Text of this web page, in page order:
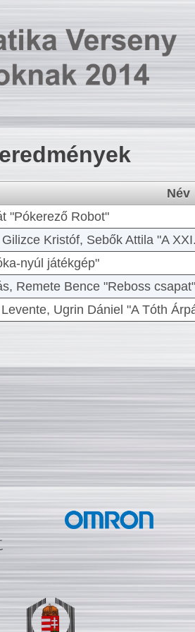
Név
"Pókerező Robot"
Kristóf, Sebők Attila "A
nyúl játékgép"
Remete Bence "Reboss csapat"
Ugrin Dániel "A Tóth